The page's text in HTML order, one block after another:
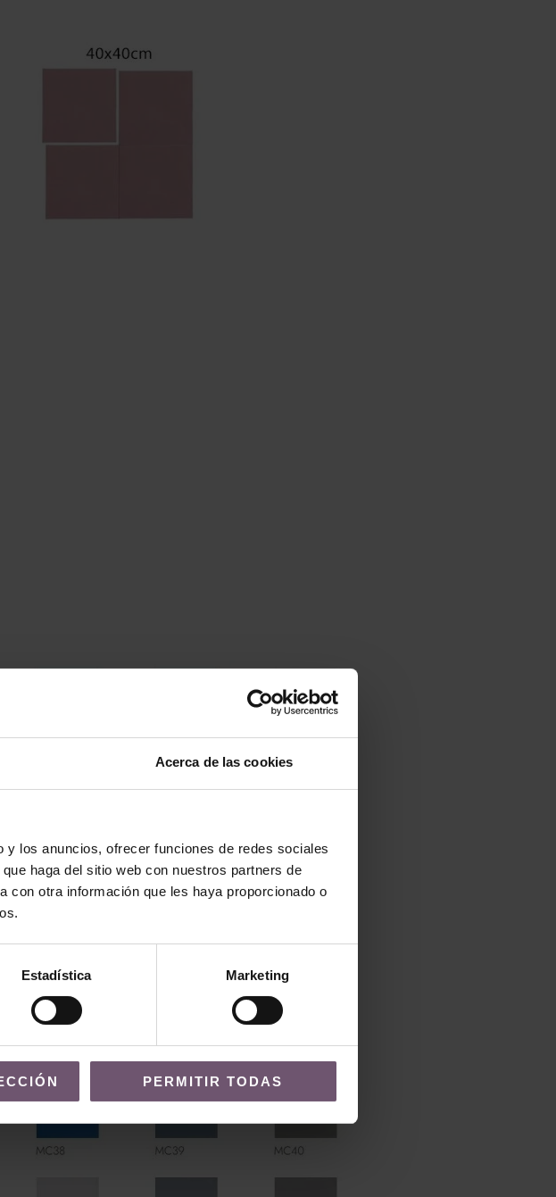
Acerca de las cookies
los anuncios, ofrecer funciones de redes sociales
haga del sitio web con nuestros partners de
con otra información que les haya proporcionado o
Estadística Marketing
PERMITIR TODAS